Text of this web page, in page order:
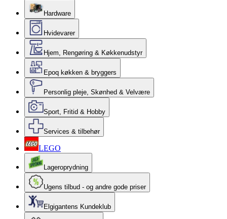
Hardware
Hvidevarer
Hjem, Rengøring & Køkkenudstyr
Epoq køkken & bryggers
Personlig pleje, Skønhed & Velvære
Sport, Fritid & Hobby
Services & tilbehør
LEGO
Lageroprydning
Ugens tilbud - og andre gode priser
Elgigantens Kundeklub